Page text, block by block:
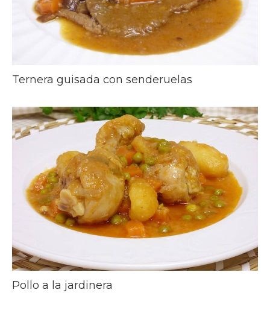
Ternera guisada con senderuelas
Pollo a la jardinera